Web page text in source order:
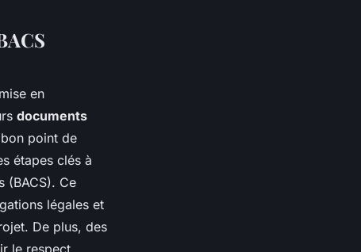
en
documents
point de
étapes clés à
(BACS). Ce
légales et
De plus, des
le respect